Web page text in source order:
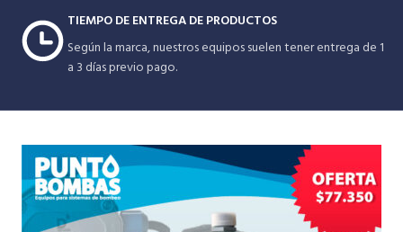
TIEMPO DE ENTREGA DE PRODUCTOS
Según la marca, nuestros equipos suelen tener entrega de 1
a 3 días previo pago.